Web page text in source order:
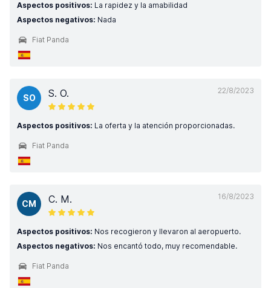
Aspectos positivos: La rapidez y la amabilidad
Aspectos negativos: Nada
Fiat Panda
22/8/2023
SO S. O.
Aspectos positivos: La oferta y la atención proporcionadas.
Fiat Panda
16/8/2023
CM C. M.
Aspectos positivos: Nos recogieron y llevaron al aeropuerto.
Aspectos negativos: Nos encantó todo, muy recomendable.
Fiat Panda